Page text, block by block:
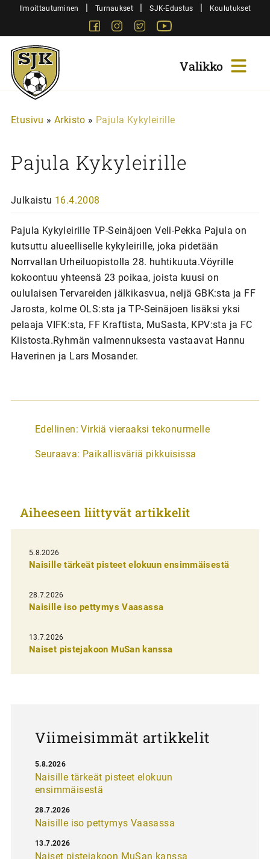
SiirryIlmoittautuminen | Turnaukset | SJK-Edustus | Koulutukset
FacebookInstagram
Twitter
Sjk-
Juniorit
Etusivu » Arkisto » Pajula Kykyleirille
Pajula Kykyleirille
Julkaistu 16.4.2008
Pajula Kykyleirille TP-Seinäjoen Veli-Pekka Pajula on
kutsuttu alueelliselle kykyleirille, joka pidetään
Norrvallan Urheiluopistolla 28. huhtikuuta.Vöyrille
kokoontuu yhteensä 23 poikaa, joista kuusi on
oululaisen Tervareiden jälkikasvua, neljä GBK:sta ja FF
Jarosta, kolme OLS:sta ja TP-Seinäjoen lisäksi yksi
pelaaja VIFK:sta, FF Kraftista, MuSasta, KPV:sta ja FC
Kiistosta.Ryhmän valmennuksesta vastaavat Hannu
Haverinen ja Lars Mosander.
A
t
k
e
l
i
e
n
e
Edellinen: Virkiä vieraaksi tekonurmelle
Seuraava: Paikallisväriä pikkuisissa
Aiheeseen liittyvät artikkelit
5.8.2026
Naisille tärkeät pisteet elokuun ensimmäisestä
28.7.2026
Naisille iso pettymys Vaasassa
13.7.2026
Naiset pistejakoon MuSan kanssa
Viimeisimmät artikkelit
Naisille tärkeät pisteet elokuun
ensimmäisestä
5.8.2026
Naisille iso pettymys Vaasassa
28.7.2026
Naiset pistejakoon MuSan kanssa
13.7.2026